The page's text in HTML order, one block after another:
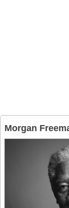
Morgan